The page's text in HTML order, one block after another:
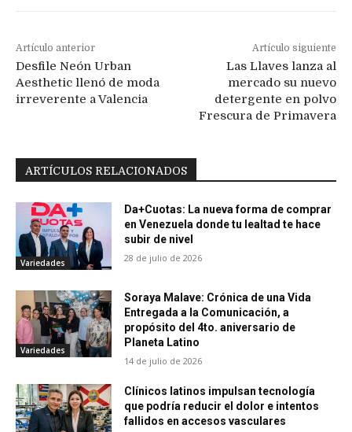
Artículo anterior
Desfile Neón Urban
Aesthetic llenó de moda
irreverente a Valencia
Artículo siguiente
Las Llaves lanza al
mercado su nuevo
detergente en polvo
Frescura de Primavera
ARTÍCULOS RELACIONADOS
Variedades
Da+Cuotas: La nueva forma de comprar
en Venezuela donde tu lealtad te hace
subir de nivel
28 de julio de 2026
Variedades
Soraya Malave: Crónica de una Vida
Entregada a la Comunicación, a
propósito del 4to. aniversario de
Planeta Latino
14 de julio de 2026
Clínicos latinos impulsan tecnología
que podría reducir el dolor e intentos
fallidos en accesos vasculares